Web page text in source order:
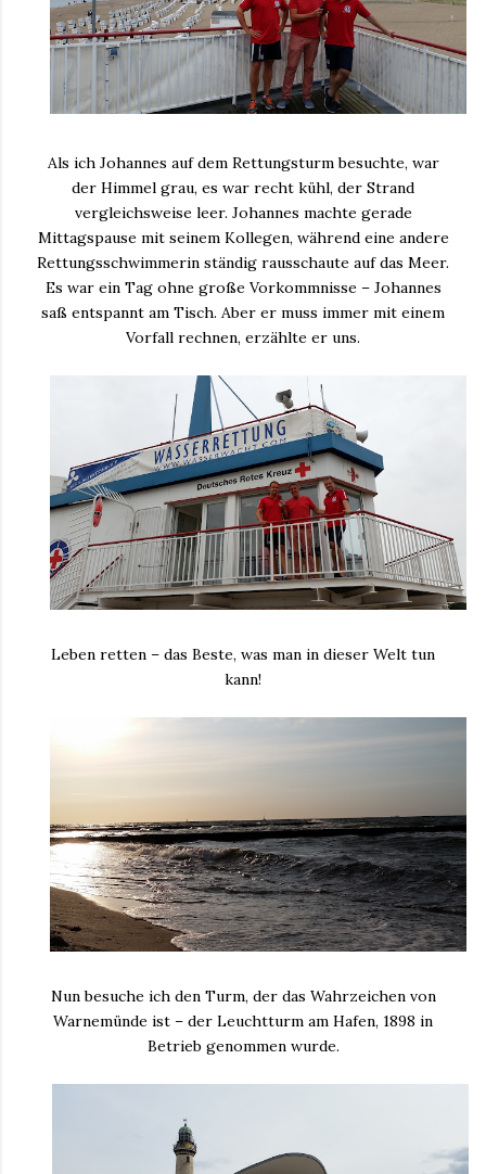
Als ich Johannes auf dem Rettungsturm besuchte, war
der Himmel grau, es war recht kühl, der Strand
vergleichsweise leer. Johannes machte gerade
Mittagspause mit seinem Kollegen, während eine andere
Rettungsschwimmerin ständig rausschaute auf das Meer.
Es war ein Tag ohne große Vorkommnisse – Johannes
saß entspannt am Tisch. Aber er muss immer mit einem
Vorfall rechnen, erzählte er uns.
Leben retten – das Beste, was man in dieser Welt tun
kann!
Nun besuche ich den Turm, der das Wahrzeichen von
Warnemünde ist – der Leuchtturm am Hafen, 1898 in
Betrieb genommen wurde.